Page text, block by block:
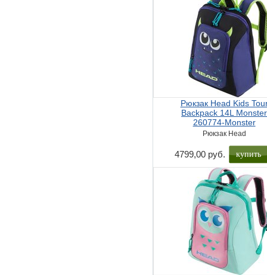
Рюкзак Head Kids
Backpack 14L Monster
260774-Monster
Рюкзак Head
4799,00 руб. купить